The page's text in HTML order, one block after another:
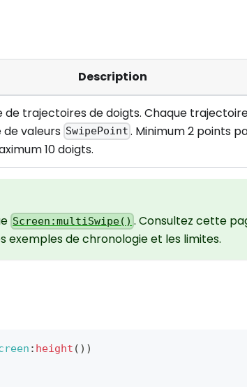
Description
de trajectoires de doigts. Chaque
de valeurs SwipePoint . Minimum 2 points
10 doigts.
Screen:multiSwipe() . Consultez cette
de chronologie et les limites.
: height ( ) )